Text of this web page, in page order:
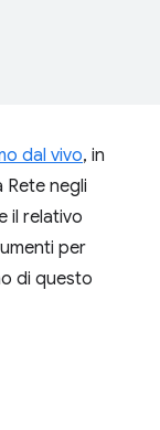
dal vivo, in
negli
il relativo
per
di questo